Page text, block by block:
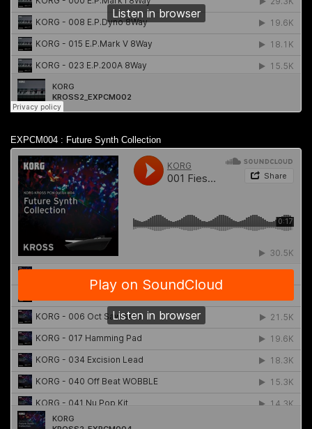
EXPCM004 : Future Synth Collection